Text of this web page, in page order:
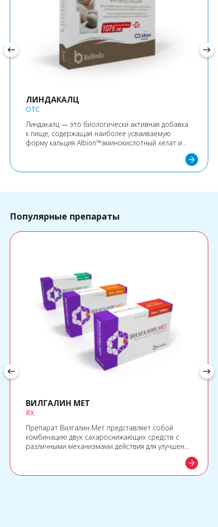
ЛИНДАКАЛЦ
OTC
Линдакалц — это биологически активная добавка
к пище, содержащая наиболее усваиваемую
форму кальция Albion™аминокислотный хелат и
arrow_forward
west east
Популярные препараты
ВИЛГАЛИН МЕТ
RX
Препарат Вилгалин Мет представляет собой
комбинацию двух сахароснижающих средств с
различными механизмами действия для улучшения
гликемического контроля у пациентов с диабетом
дипептидилпептидазы-4 (ДПП-4) и метформина
arrow_forward
west east